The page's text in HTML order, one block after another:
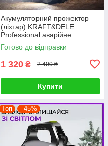
Акумуляторний прожектор
(ліхтар) KRAFT&DELE
Professional аварійне
освітлення для дому, гаража
та вулиці
Готово до відправки
1 320 ₴ 2 400 ₴
Купити
Топ –45%